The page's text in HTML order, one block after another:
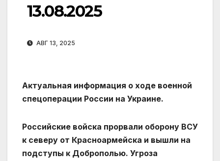
13.08.2025
АВГ 13, 2025
Актуальная информация о ходе военной
спецоперации России на Украине.
Российские войска прорвали оборону ВСУ
к северу от Красноармейска и вышли на
подступы к Доброполью. Угроза